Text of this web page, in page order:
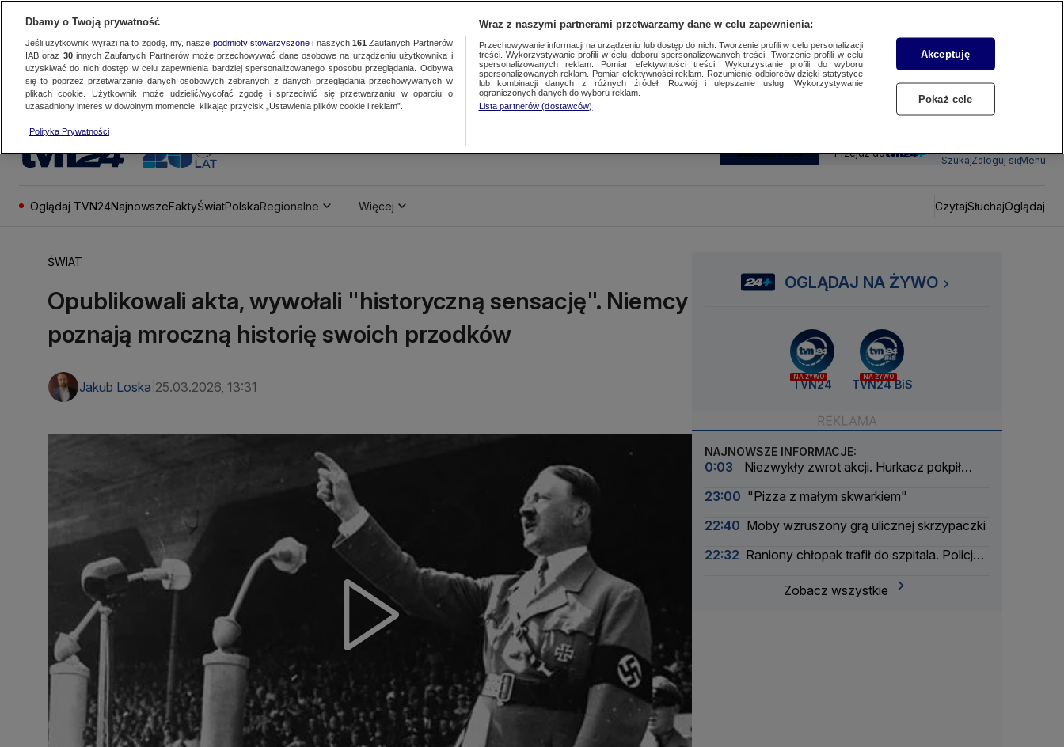
SUBSKRYBUJ Przejdź do
SzukajZaloguj sięMenu
Oglądaj TVN24NajnowszeFaktyŚwiatPolskaRegionalne Więcej CzytajSłuchajOglądaj
ŚWIAT
Opublikowali akta, wywołali "historyczną sensację". Niemcy
poznają mroczną historię swoich przodków
Jakub Loska 25.03.2026, 13:31
OGLĄDAJ NA ŻYWO
NA ŻYWO
TVN24
NA ŻYWO
TVN24 BiS
NAJNOWSZE INFORMACJE:
0:03
Niezwykły zwrot akcji. Hurkacz pokpił
23:00 "Pizza z małym skwarkiem"
22:40 Moby wzruszony grą ulicznej skrzypaczki
22:32 Raniony chłopak trafił do szpitala. Policja
Zobacz wszystkie
Dbamy o Twoją prywatność
Jeśli użytkownik wyrazi na to zgodę, my, nasze podmioty stowarzyszonei naszych 161 Zaufanych Partnerów
IAB oraz 30innych Zaufanych Partnerów może przechowywać dane osobowe na urządzeniu użytkownika i
uzyskiwać do nich dostęp w celu zapewnienia bardziej spersonalizowanego sposobu przeglądania. Odbywa
się to poprzez przetwarzanie danych osobowych zebranych z danych przeglądania przechowywanych w
plikach cookie. Użytkownik może udzielić/wycofać zgodę i sprzeciwić się przetwarzaniu w oparciu o
uzasadniony interes w dowolnym momencie, klikając przycisk „Ustawienia plików cookie i reklam”.
Polityka Prywatności
Wraz z naszymi partnerami przetwarzamy dane w celu zapewnienia:
Przechowywanie informacji na urządzeniu lub dostęp do nich. Tworzenie profili w celu personalizacji
treści. Wykorzystywanie profili w celu doboru spersonalizowanych treści. Tworzenie profili w celu
spersonalizowanych reklam. Pomiar efektywności treści. Wykorzystanie profili do wyboru
spersonalizowanych reklam. Pomiar efektywności reklam. Rozumienie odbiorców dzięki statystyce
lub kombinacji danych z różnych źródeł. Rozwój i ulepszanie usług. Wykorzystywanie
ograniczonych danych do wyboru reklam.
Lista partnerów (dostawców)
Akceptuję
Pokaż cele